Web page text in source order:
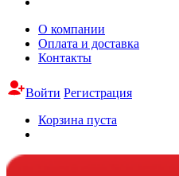
О компании
Оплата и доставка
Контакты
Войти Регистрация
Корзина пуста